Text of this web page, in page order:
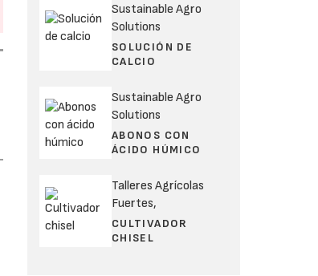
Sustainable Agro
Solutions
SOLUCIÓN DE
CALCIO
Sustainable Agro
Solutions
ABONOS CON
ÁCIDO HÚMICO
Talleres Agrícolas
Fuertes,
CULTIVADOR
CHISEL